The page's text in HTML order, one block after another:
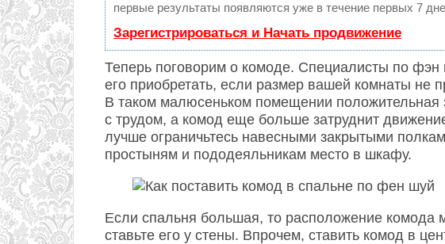
первые результаты появляются уже в течение первых 7
Зарегистрироваться и Начать продвижение
Теперь поговорим о комоде. Специалисты по
его приобретать, если размер вашей комнаты не
В таком малюсеньком помещении положительная
с трудом, а комод еще больше затруднит
лучше ограничьтесь навесными закрытыми
простыням и пододеяльникам место в шкафу.
Если спальня большая, то расположение
ставьте его у стены. Впрочем, ставить комод в